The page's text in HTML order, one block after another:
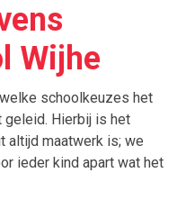
Wijhe
schoolkeuzes het
geleid. Hierbij is het
altijd maatwerk is; we
ieder kind apart wat het